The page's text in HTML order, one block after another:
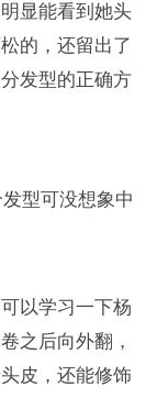
显能看到她头
的，还留出了
发型的正确方
以学习一下杨
之后向外翻，
皮，还能修饰